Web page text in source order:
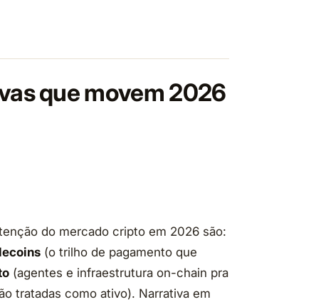
que movem 2026
do mercado cripto em 2026 são:
(o trilho de pagamento que
(agentes e infraestrutura on-chain pra
tratadas como ativo). Narrativa em